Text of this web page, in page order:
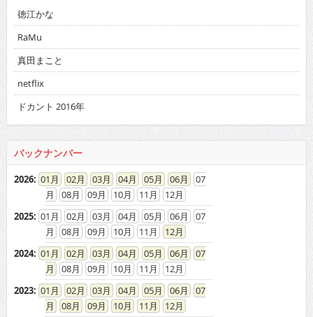
徳江かな
RaMu
真田まこと
netflix
ドカント 2016年
バックナンバー
2026: 01 02 03 04 05 06
07
08
09 10 11
12
2025: 01 02 03 04 05 06
07
08
09 10 11
12
2024: 01 02 03 04 05 06
07
08
09 10 11
12
2023: 01 02 03 04 05 06
07
08
09 10 11
12